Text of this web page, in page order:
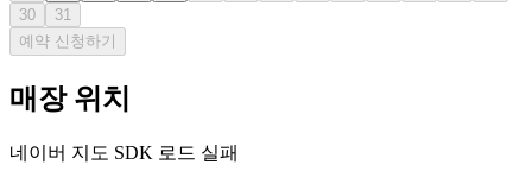
30
31
예약 신청하기
매장 위치
네이버 지도 SDK 로드 실패